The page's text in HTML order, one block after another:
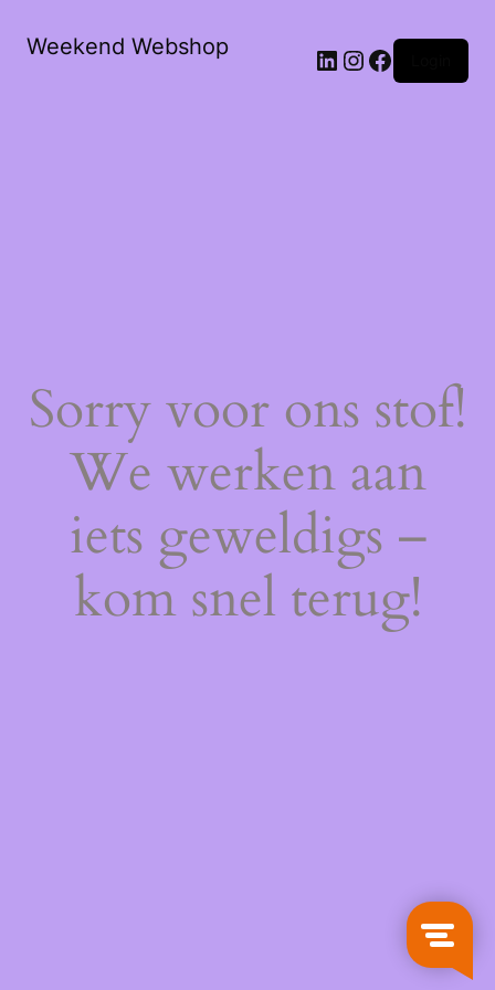
Weekend Webshop LinkedIn
Instagram
Facebook
Sorry voor ons stof!
We werken aan
iets geweldigs –
kom snel terug!